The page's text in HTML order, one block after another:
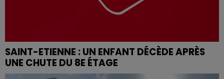
SAINT-ETIENNE : UN ENFANT DÉCÈDE APRÈS
UNE CHUTE DU 8E ÉTAGE